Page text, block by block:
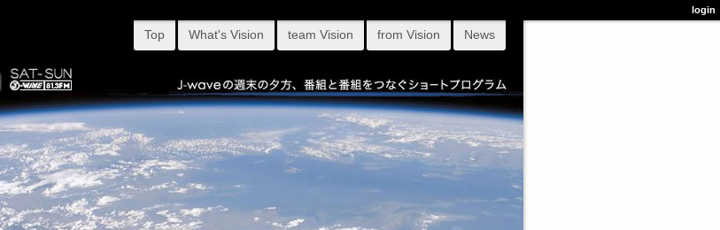
Top What's Vision team Vision from Vision News
login